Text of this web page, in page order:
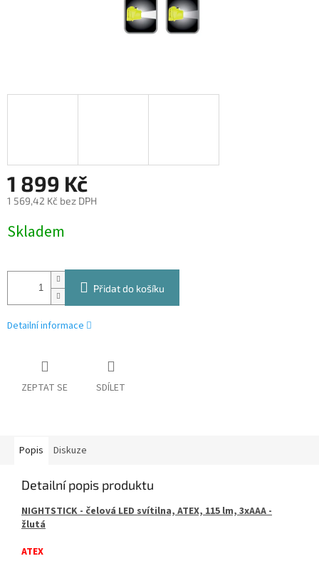
1 899 Kč
1 569,42 Kč bez DPH
cena:
Skladem
Přidat do košíku
Detailní informace
ZEPTAT SE SDÍLET
Popis Diskuze
Detailní popis produktu
NIGHTSTICK - čelová LED svítilna, ATEX, 115 lm, 3xAAA -
žlutá
ATEX